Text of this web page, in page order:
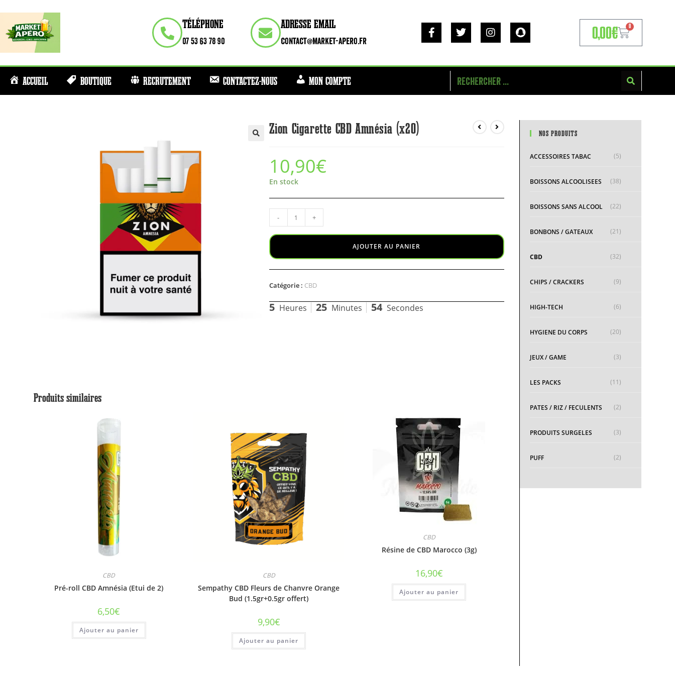
TÉLÉPHONE
07 53 63 78 90
ADRESSE EMAIL
contact@market-apero.fr 0,00€ 0
ACCUEIL BOUTIQUE RECRUTEMENT CONTACTEZ-NOUS MON COMPTE
Zion Cigarette CBD Amnésia (x20)
10,90€
En stock
- +
AJOUTER AU PANIER
Catégorie : CBD
5 Heures 25 Minutes 54 Secondes
Produits similaires
CBD
Pré-roll CBD Amnésia (Etui de 2)
6,50€
Ajouter au panier
CBD
Sempathy CBD Fleurs de Chanvre Orange
Bud (1.5gr+0.5gr offert)
9,90€
Ajouter au panier
CBD
Résine de CBD Marocco (3g)
16,90€
Ajouter au panier
NOS PRODUITS
ACCESSOIRES TABAC (5)
BOISSONS ALCOOLISEES (38)
BOISSONS SANS ALCOOL (22)
BONBONS / GATEAUX (21)
CBD (32)
CHIPS / CRACKERS (9)
HIGH-TECH (6)
HYGIENE DU CORPS (20)
JEUX / GAME (3)
LES PACKS (11)
PATES / RIZ / FECULENTS (2)
PRODUITS SURGELES (3)
PUFF (2)